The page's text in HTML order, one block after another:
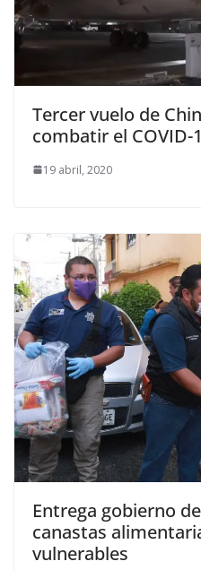
Tercer vuelo de
combatir el COVID-
19 abril, 2020
Entrega gobierno
canastas
vulnerables